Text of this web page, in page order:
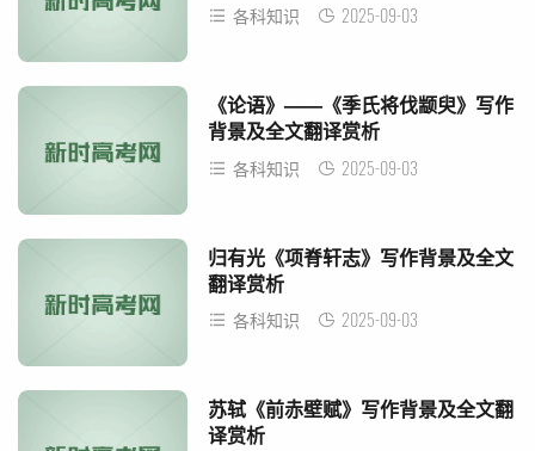
各科知识 2025-09-03
《论语》——《季氏将伐颛臾》写作
背景及全文翻译赏析
各科知识 2025-09-03
归有光《项脊轩志》写作背景及全文
翻译赏析
各科知识 2025-09-03
苏轼《前赤壁赋》写作背景及全文翻
译赏析